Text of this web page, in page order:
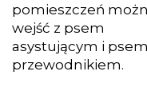
pomieszczeń
wejść z psem
asystującym i psem
przewodnikiem.